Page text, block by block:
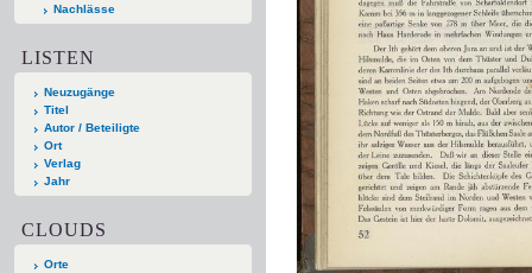
Nachlässe
LISTEN
Neuzugänge
Titel
Autor / Beteiligte
Ort
Verlag
Jahr
CLOUDS
Orte